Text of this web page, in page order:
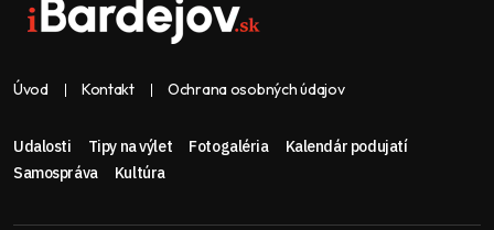
Úvod Kontakt Ochrana osobných údajov
Udalosti Tipy na výlet Fotogaléria
Kalendár podujatí
Samospráva
Kultúra